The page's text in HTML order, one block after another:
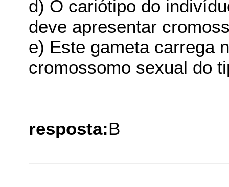
d) O cariótipo do
deve apresentar
e) Este gameta carrega
cromossomo sexual do
resposta:B